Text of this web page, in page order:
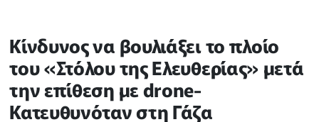
Κίνδυνος να βουλιάξει το πλοίο
του «Στόλου της Ελευθερίας» μετά
την επίθεση με drone-
Κατευθυνόταν στη Γάζα